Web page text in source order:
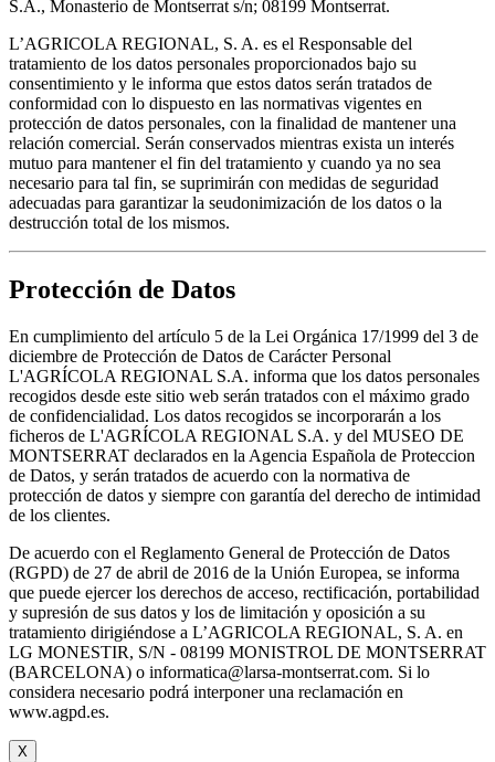
S.A., Monasterio de Montserrat s/n; 08199 Montserrat.
L’AGRICOLA REGIONAL, S. A. es el Responsable del
tratamiento de los datos personales proporcionados bajo su
consentimiento y le informa que estos datos serán tratados de
conformidad con lo dispuesto en las normativas vigentes en
protección de datos personales, con la finalidad de mantener una
relación comercial. Serán conservados mientras exista un interés
mutuo para mantener el fin del tratamiento y cuando ya no sea
necesario para tal fin, se suprimirán con medidas de seguridad
adecuadas para garantizar la seudonimización de los datos o la
destrucción total de los mismos.
Protección de Datos
En cumplimiento del artículo 5 de la Lei Orgánica 17/1999 del 3 de
diciembre de Protección de Datos de Carácter Personal
L'AGRÍCOLA REGIONAL S.A. informa que los datos personales
recogidos desde este sitio web serán tratados con el máximo grado
de confidencialidad. Los datos recogidos se incorporarán a los
ficheros de L'AGRÍCOLA REGIONAL S.A. y del MUSEO DE
MONTSERRAT declarados en la Agencia Española de Proteccion
de Datos, y serán tratados de acuerdo con la normativa de
protección de datos y siempre con garantía del derecho de intimidad
de los clientes.
De acuerdo con el Reglamento General de Protección de Datos
(RGPD) de 27 de abril de 2016 de la Unión Europea, se informa
que puede ejercer los derechos de acceso, rectificación, portabilidad
y supresión de sus datos y los de limitación y oposición a su
tratamiento dirigiéndose a L’AGRICOLA REGIONAL, S. A. en
LG MONESTIR, S/N - 08199 MONISTROL DE MONTSERRAT
(BARCELONA) o informatica@larsa-montserrat.com. Si lo
considera necesario podrá interponer una reclamación en
www.agpd.es.
X